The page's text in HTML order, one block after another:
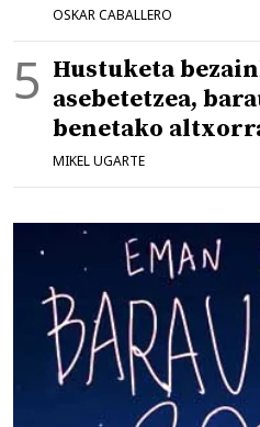
OSKAR CABALLERO
Hustuketa
asebetetzea,
benetako
MIKEL UGARTE